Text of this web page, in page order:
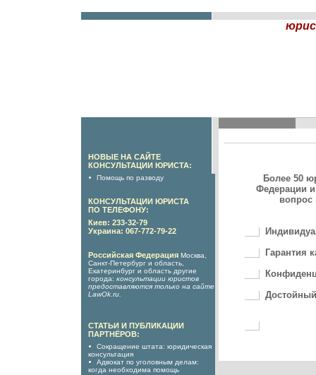
НОВЫЕ НА САЙТЕ
КОНСУЛЬТАЦИИ ЮРИСТА:
Помощь по разводу
КОНСУЛЬТАЦИИ ЮРИСТА
ПО ТЕЛЕФОНУ:
Киев: 233-32-79
Украина: 067-772-79-22
Российская Федерация Москва,
Санкт-Петербург и область,
Екатеринбург и область другие
города: консультации юристов
предоставляются только на сайте
LawOk.ru
СТАТЬИ И ПУБЛИКАЦИИ
ПАРТНЁРОВ:
Сокращение штата: юридическая
консультация
Адвокат по уголовным делам:
когда необходима помощь
Более 50
Федерации
вопрос
Гарантия